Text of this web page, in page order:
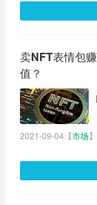
卖NFT表情包
值？
2021-09-04 【市场】